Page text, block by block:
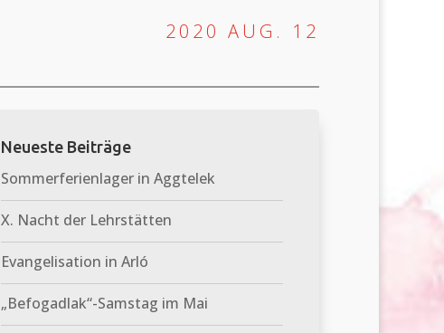
2020 AUG. 12
Neueste Beiträge
Sommerferienlager in Aggtelek
X. Nacht der Lehrstätten
Evangelisation in Arló
„Befogadlak“-Samstag im Mai